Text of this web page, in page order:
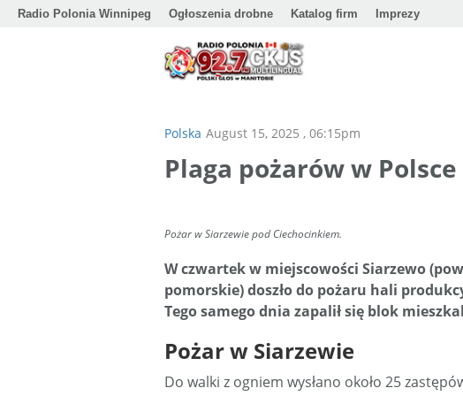
Radio Polonia Winnipeg Ogłoszenia drobne Katalog firm Imprezy
Polska August 15, 2025 , 06:15pm
Plaga pożarów w Polsce
Pożar w Siarzewie pod Ciechocinkiem.
W czwartek w miejscowości Siarzewo
pomorskie) doszło do pożaru hali
Tego samego dnia zapalił się blok
Pożar w Siarzewie
Do walki z ogniem wysłano około 25